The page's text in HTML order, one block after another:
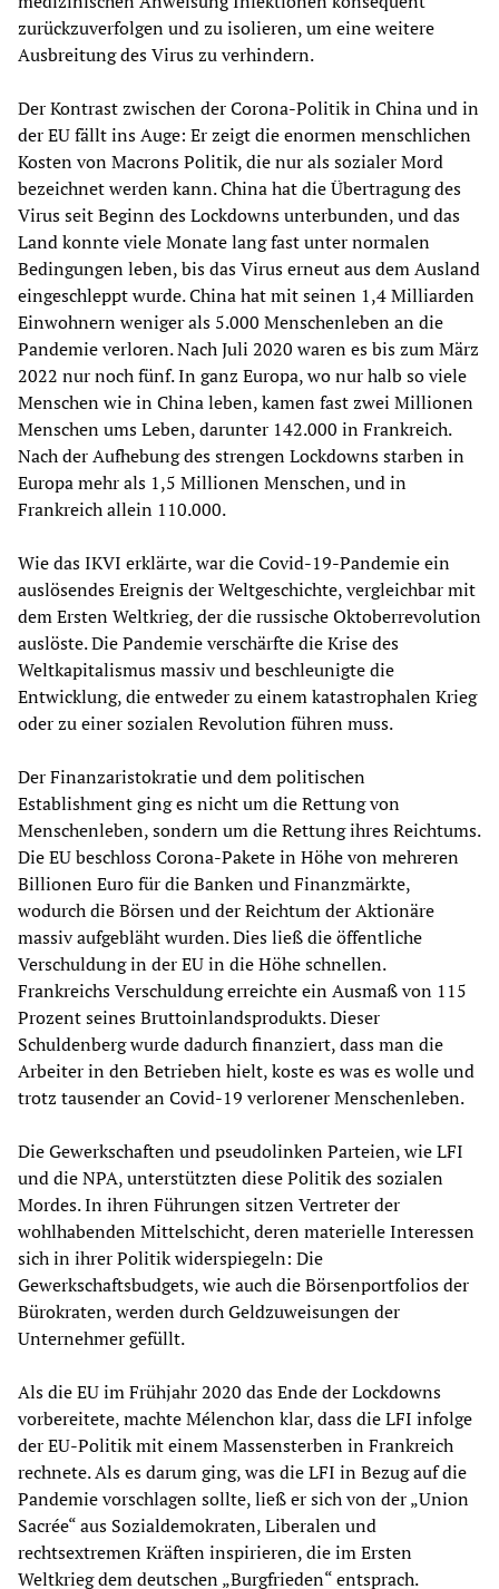
zurückzuverfolgen und zu isolieren, um eine weitere
Ausbreitung des Virus zu verhindern.
Der Kontrast zwischen der Corona-Politik in China und in
der EU fällt ins Auge: Er zeigt die enormen menschlichen
Kosten von Macrons Politik, die nur als sozialer Mord
bezeichnet werden kann. China hat die Übertragung des
Virus seit Beginn des Lockdowns unterbunden, und das
Land konnte viele Monate lang fast unter normalen
Bedingungen leben, bis das Virus erneut aus dem Ausland
eingeschleppt wurde. China hat mit seinen 1,4 Milliarden
Einwohnern weniger als 5.000 Menschenleben an die
Pandemie verloren. Nach Juli 2020 waren es bis zum März
2022 nur noch fünf. In ganz Europa, wo nur halb so viele
Menschen wie in China leben, kamen fast zwei Millionen
Menschen ums Leben, darunter 142.000 in Frankreich.
Nach der Aufhebung des strengen Lockdowns starben in
Europa mehr als 1,5 Millionen Menschen, und in
Frankreich allein 110.000.
Wie das IKVI erklärte, war die Covid-19-Pandemie ein
auslösendes Ereignis der Weltgeschichte, vergleichbar mit
dem Ersten Weltkrieg, der die russische Oktoberrevolution
auslöste. Die Pandemie verschärfte die Krise des
Weltkapitalismus massiv und beschleunigte die
Entwicklung, die entweder zu einem katastrophalen Krieg
oder zu einer sozialen Revolution führen muss.
Der Finanzaristokratie und dem politischen
Establishment ging es nicht um die Rettung von
Menschenleben, sondern um die Rettung ihres Reichtums.
Die EU beschloss Corona-Pakete in Höhe von mehreren
Billionen Euro für die Banken und Finanzmärkte,
wodurch die Börsen und der Reichtum der Aktionäre
massiv aufgebläht wurden. Dies ließ die öffentliche
Verschuldung in der EU in die Höhe schnellen.
Frankreichs Verschuldung erreichte ein Ausmaß von 115
Prozent seines Bruttoinlandsprodukts. Dieser
Schuldenberg wurde dadurch finanziert, dass man die
Arbeiter in den Betrieben hielt, koste es was es wolle und
trotz tausender an Covid-19 verlorener Menschenleben.
Die Gewerkschaften und pseudolinken Parteien, wie LFI
und die NPA, unterstützten diese Politik des sozialen
Mordes. In ihren Führungen sitzen Vertreter der
wohlhabenden Mittelschicht, deren materielle Interessen
sich in ihrer Politik widerspiegeln: Die
Gewerkschaftsbudgets, wie auch die Börsenportfolios der
Bürokraten, werden durch Geldzuweisungen der
Unternehmer gefüllt.
Als die EU im Frühjahr 2020 das Ende der Lockdowns
vorbereitete, machte Mélenchon klar, dass die LFI infolge
der EU-Politik mit einem Massensterben in Frankreich
rechnete. Als es darum ging, was die LFI in Bezug auf die
Pandemie vorschlagen sollte, ließ er sich von der „Union
Sacrée“ aus Sozialdemokraten, Liberalen und
rechtsextremen Kräften inspirieren, die im Ersten
Weltkrieg dem deutschen „Burgfrieden“ entsprach.